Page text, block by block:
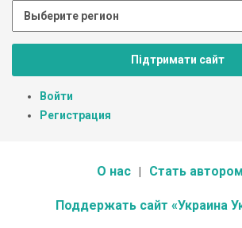
Підтримати сайт
Войти
Регистрация
О нас Стать автором
Поддержать сайт «Украина